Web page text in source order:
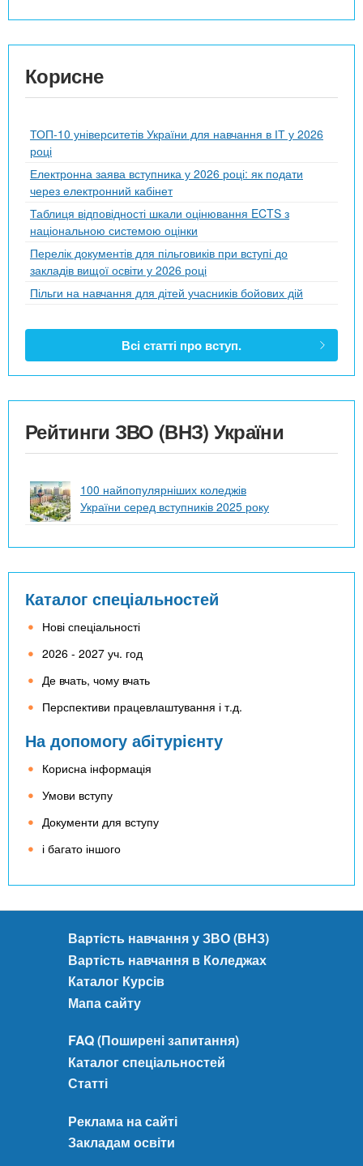
Корисне
ТОП-10 університетів України для навчання в ІТ у 2026
році
Електронна заява вступника у 2026 році: як подати
через електронний кабінет
Таблиця відповідності шкали оцінювання ECTS з
національною системою оцінки
Перелік документів для пільговиків при вступі до
закладів вищої освіти у 2026 році
Пільги на навчання для дітей учасників бойових дій
Всі статті про вступ.
Рейтинги ЗВО (ВНЗ) України
100 найпопулярніших коледжів
України серед вступників 2025 року
Каталог спеціальностей
Нові спеціальності
2026 - 2027 уч. год
Де вчать, чому вчать
Перспективи працевлаштування і т.д.
На допомогу абітурієнту
Корисна інформація
Умови вступу
Документи для вступу
і багато іншого
Вартість навчання у ЗВО (ВНЗ)
Вартість навчання в Коледжах
Каталог Курсів
Мапа сайту
FAQ (Поширені запитання)
Каталог спеціальностей
Статті
Реклама на сайті
Закладам освіти